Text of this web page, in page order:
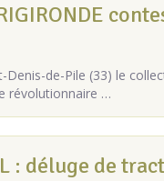
de-Pile (33) le
révolutionnaire …
: déluge de